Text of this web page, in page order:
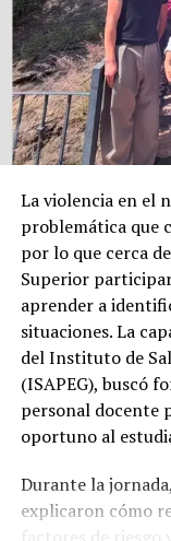
La violencia en el
problemática que
por lo que cerca
Superior
aprender a
situaciones. La
del Instituto de
(ISAPEG), buscó
personal docente
oportuno al
Durante la
explicaron cómo